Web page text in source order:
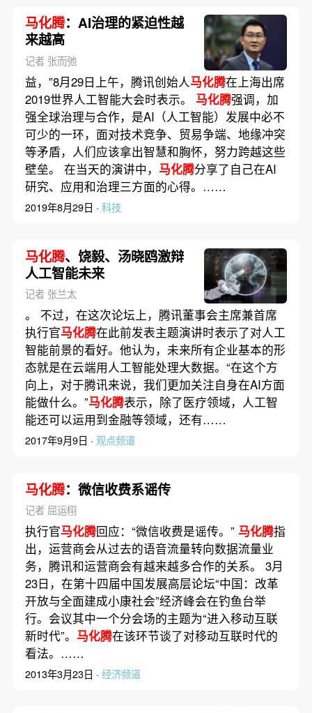
马化腾：AI治理的紧迫性越
来越高
记者 张而弛
益，”8月29日上午，腾讯创始人马化腾在上海出席
2019世界人工智能大会时表示。 马化腾强调，加
强全球治理与合作，是AI（人工智能）发展中必不
可少的一环，面对技术竞争、贸易争端、地缘冲突
等矛盾，人们应该拿出智慧和胸怀，努力跨越这些
壁垒。 在当天的演讲中， 马化腾分享了自己在AI
研究、应用和治理三方面的心得。……
2019年8月29日 · 科技
马化腾、饶毅、汤晓鸥激辩
人工智能未来
记者 张兰太
。 不过，在这次论坛上，腾讯董事会主席兼首席
执行官马化腾在此前发表主题演讲时表示了对人工
智能前景的看好。他认为，未来所有企业基本的形
态就是在云端用人工智能处理大数据。“在这个方
向上，对于腾讯来说，我们更加关注自身在AI方面
能做什么。”马化腾表示，除了医疗领域，人工智
能还可以运用到金融等领域，还有……
2017年9月9日 · 观点频道
马化腾：微信收费系谣传
记者 屈运栩
执行官马化腾回应：“微信收费是谣传。” 马化腾指
出，运营商会从过去的语音流量转向数据流量业
务，腾讯和运营商会有越来越多合作的关系。 3月
23日，在第十四届中国发展高层论坛“中国：改革
开放与全面建成小康社会”经济峰会在钓鱼台举
行。会议其中一个分会场的主题为“进入移动互联
新时代”。 马化腾在该环节谈了对移动互联时代的
看法。……
2013年3月23日 · 经济频道